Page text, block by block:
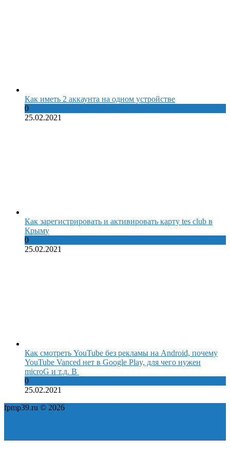
Как иметь 2 аккаунта на одном устройстве
0
25.02.2021
Как зарегистрировать и активировать карту tes club в
Крыму
0
25.02.2021
Как смотреть YouTube без рекламы на Android, почему
YouTube Vanced нет в Google Play, для чего нужен
microG и т.д. В
0
25.02.2021
fpmp39.ru © 2026